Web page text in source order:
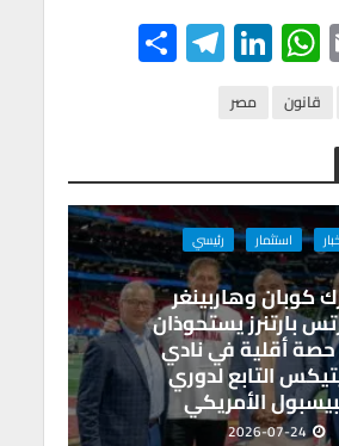
E
m
ail
W
h
at
A
p
p
Li
n
ke
n
Te
le
m
قانون مصر
استثمار
رئيسي
كوبان وهاربينغر
بارتنرز يستحوذان
أقلية في نادي
التابع لدوري
الأمريكي
2026-07-24